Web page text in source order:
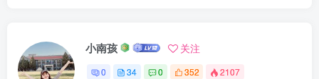
小南孩 关注
0 34 0 352 2107